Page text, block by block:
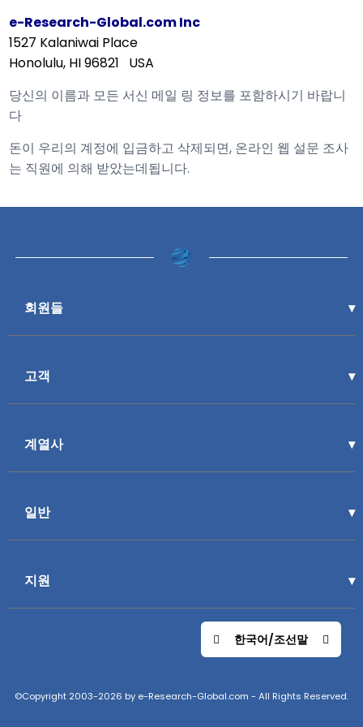
e-Research-Global.com Inc
1527 Kalaniwai Place
Honolulu, HI 96821 USA
당신의 이름과 모든 서신 메일 링 정보를 포함하시기 바랍니
다
돈이 우리의 계정에 입금하고 삭제되면, 온라인 웹 설문 조사
는 직원에 의해 받았는데됩니다.
회원들
고객
계열사
일반
지원
한국어/조선말
©Copyright 2003-2026 by e-Research-Global.com - All Rights Reserved.